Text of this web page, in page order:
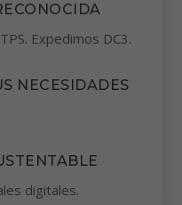
Expedimos DC3.
NECESIDADES
digitales.